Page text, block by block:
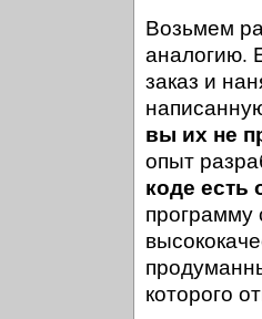
Возьмем
аналогию.
заказ и
вы их не
опыт
коде есть
программу
которого